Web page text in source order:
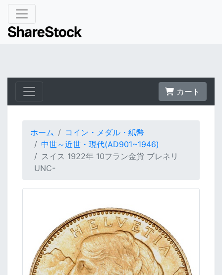
カート
ホーム
コイン・メダル・紙幣
中世～近世・現代(AD901~1946)
スイス 1922年 10フラン金貨 ブレネリ
UNC-